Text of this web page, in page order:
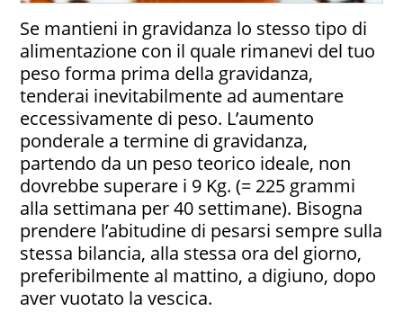
Se mantieni in gravidanza lo stesso tipo di
alimentazione con il quale rimanevi del tuo
peso forma prima della gravidanza,
tenderai inevitabilmente ad aumentare
eccessivamente di peso. L’aumento
ponderale a termine di gravidanza,
partendo da un peso teorico ideale, non
dovrebbe superare i 9 Kg. (= 225 grammi
alla settimana per 40 settimane). Bisogna
prendere l’abitudine di pesarsi sempre sulla
stessa bilancia, alla stessa ora del giorno,
preferibilmente al mattino, a digiuno, dopo
aver vuotato la vescica.